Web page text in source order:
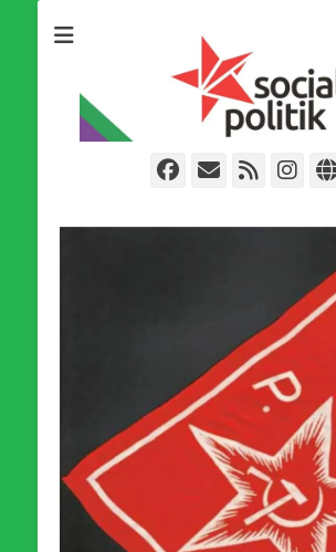
världsomfattande socialistiska Fjärde
tillgång i kampen för en
Facebook
E-